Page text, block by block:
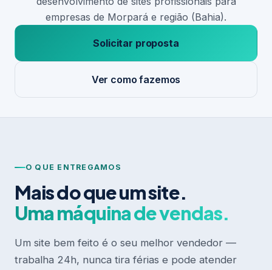
empresas de Morpará e região (Bahia).
Solicitar proposta
Ver como fazemos
O QUE ENTREGAMOS
Mais do que um site.
Uma máquina de vendas.
Um site bem feito é o seu melhor vendedor —
trabalha 24h, nunca tira férias e pode atender